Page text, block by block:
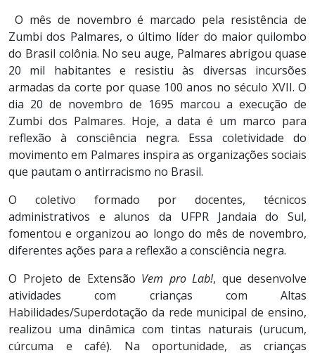
O mês de novembro é marcado pela resistência de
Zumbi dos Palmares, o último líder do maior quilombo
do Brasil colônia. No seu auge, Palmares abrigou quase
20 mil habitantes e resistiu às diversas incursões
armadas da corte por quase 100 anos no século XVII. O
dia 20 de novembro de 1695 marcou a execução de
Zumbi dos Palmares. Hoje, a data é um marco para
reflexão à consciência negra. Essa coletividade do
movimento em Palmares inspira as organizações sociais
que pautam o antirracismo no Brasil.
O coletivo formado por docentes, técnicos
administrativos e alunos da UFPR Jandaia do Sul,
fomentou e organizou ao longo do mês de novembro,
diferentes ações para a reflexão a consciência negra.
O Projeto de Extensão Vem pro Lab!, que desenvolve
atividades com crianças com Altas
Habilidades/Superdotação da rede municipal de ensino,
realizou uma dinâmica com tintas naturais (urucum,
cúrcuma e café). Na oportunidade, as crianças